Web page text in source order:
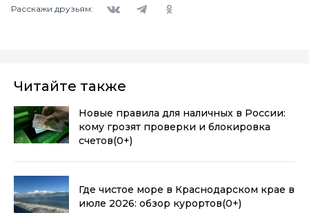
Расскажи друзьям:
Читайте также
Новые правила для наличных в России:
кому грозят проверки и блокировка
счетов(0+)
Где чистое море в Краснодарском крае в
июле 2026: обзор курортов(0+)